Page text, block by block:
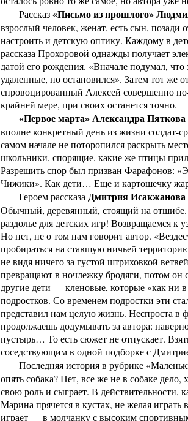
Рассказ«Письмо из прошлого»
взрослый человек, женат, есть сын,
настроить и детскую оптику. Каждому в
рассказа Прохоровой однажды получает
датой его рождения. «Вначале подумал,
удаленные, но остановился». Затем тот же
спровоцированный Алексей совершенно
крайней мере, при своих останется точно.
«Первое марта» Александра Пяткова
вполне конкретный день из жизни солдат-
самом начале не поторопился раскрыть
школьники, спорящие, какие же птицы
Разрешить спор был призван Фарафонов:
Чижики». Как дети… Еще и картошечку
Героем рассказа Дмитрия Исакжанова
Обычный, деревянный, стоящий на отшибе.
раздолье для детских игр! Возвращаемся
Но нет, не о том нам говорит автор.
пробираться на ставшую ничьей
не видя ничего за густой штриховкой
превращают в ночлежку бродяги, потом он
другие дети — кленовые, которые «как ни
подростков. Со временем подростки эти
представил нам целую жизнь. Неспроста в
продолжаешь додумывать за автора:
пустырь… То есть сюжет не отпускает.
соседствующим в одной подборке с
Последняя история в рубрике
опять собака? Нет, все же не в собаке
свою роль и сыграет. В действительности,
Марина прячется в кустах, не желая
играет — в молчанку с высоким